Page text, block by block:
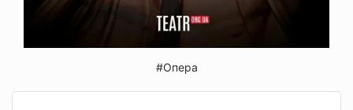
#Опера